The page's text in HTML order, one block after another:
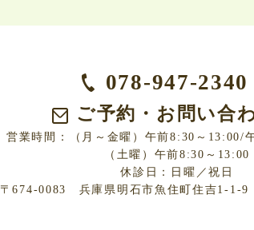
078-947-2340
ご予約・お問い合
営業時間：（月～金曜）午前8:30～13:00/
（土曜）午前8:30～13:00
休診日：日曜／祝日
〒674-0083 兵庫県明石市魚住町住吉1-1-9